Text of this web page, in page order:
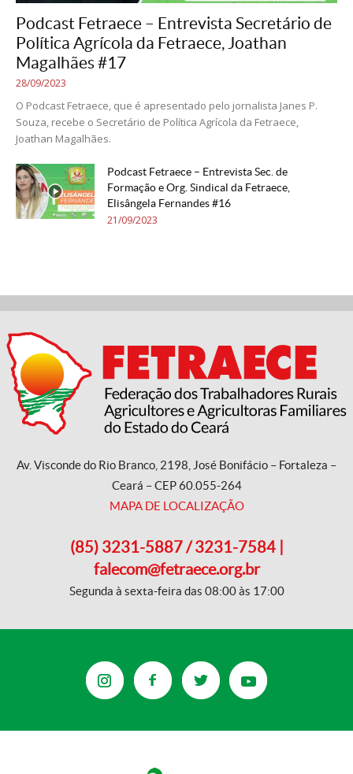
Podcast Fetraece – Entrevista Secretário de
Política Agrícola da Fetraece, Joathan
Magalhães #17
28/09/2023
O Podcast Fetraece, que é apresentado pelo jornalista Janes P.
Souza, recebe o Secretário de Política Agrícola da Fetraece,
Joathan Magalhães.
Podcast Fetraece – Entrevista Sec. de
Formação e Org. Sindical da Fetraece,
Elisângela Fernandes #16
21/09/2023
Av. Visconde do Rio Branco, 2198, José Bonifácio – Fortaleza –
Ceará – CEP 60.055-264
MAPA DE LOCALIZAÇÃO
(85) 3231-5887 / 3231-7584 |
falecom@fetraece.org.br
Segunda à sexta-feira das 08:00 às 17:00